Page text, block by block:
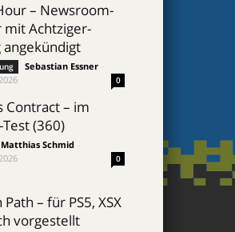
– Newsroom-
mit Achtziger-
angekündigt
Sebastian Essner
0
Contract – im
Test (360)
Matthias Schmid
0
– für PS5, XSX
vorgestellt